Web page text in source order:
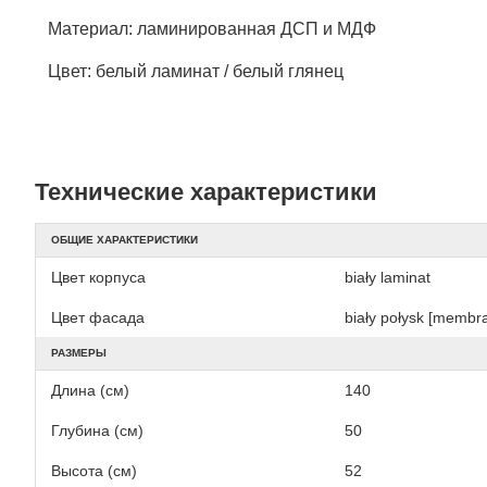
Материал: ламинированная ДСП и МДФ
Цвет: белый ламинат / белый глянец
Технические характеристики
ОБЩИЕ ХАРАКТЕРИСТИКИ
Цвет корпуса biały laminat
Цвет фасада biały połysk
РАЗМЕРЫ
Длина (см) 140
Глубина (см) 50
Высота (см) 52